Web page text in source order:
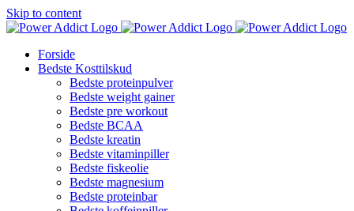
Skip to content
Forside
Bedste Kosttilskud
Bedste proteinpulver
Bedste weight gainer
Bedste pre workout
Bedste BCAA
Bedste kreatin
Bedste vitaminpiller
Bedste fiskeolie
Bedste magnesium
Bedste proteinbar